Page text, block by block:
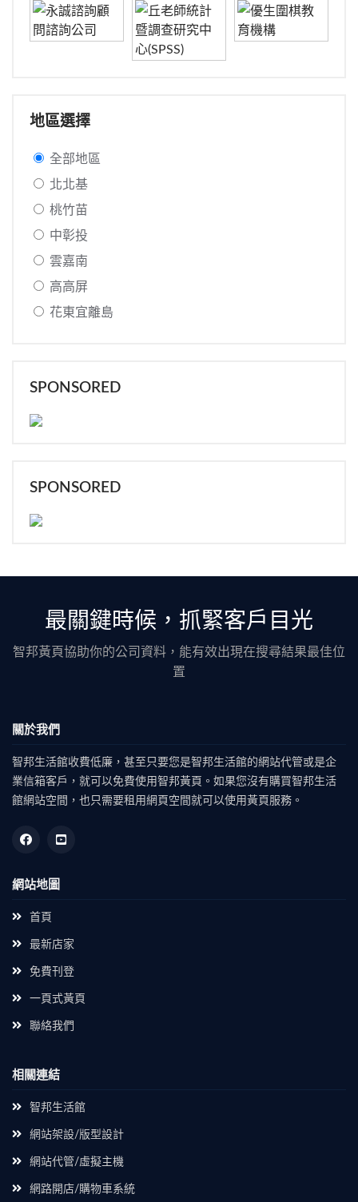
地區選擇
全部地區
北北基
桃竹苗
中彰投
雲嘉南
高高屏
花東宜離島
SPONSORED
SPONSORED
最關鍵時候，抓緊客戶目光
智邦黃頁協助你的公司資料，能有效出現在搜尋結果最佳位
置
關於我們
智邦生活館收費低廉，甚至只要您是智邦生活館的網站代管或是企
業信箱客戶，就可以免費使用智邦黃頁。如果您沒有購買智邦生活
館網站空間，也只需要租用網頁空間就可以使用黃頁服務。
網站地圖
首頁
最新店家
免費刊登
一頁式黃頁
聯絡我們
相關連結
智邦生活館
網站架設/版型設計
網站代管/虛擬主機
網路開店/購物車系統